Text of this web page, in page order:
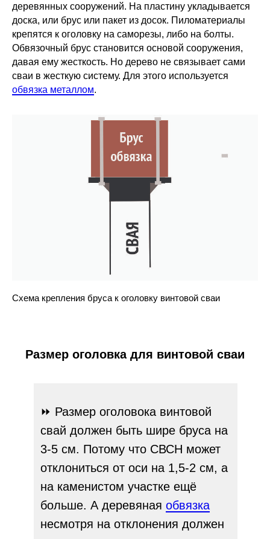
деревянных сооружений. На пластину укладывается
доска, или брус или пакет из досок. Пиломатериалы
крепятся к оголовку на саморезы, либо на болты.
Обвязочный брус становится основой сооружения,
давая ему жесткость. Но дерево не связывает сами
сваи в жесткую систему. Для этого используется
обвязка металлом.
Схема крепления бруса к оголовку винтовой сваи
Размер оголовка для винтовой сваи
⏩ Размер оголовока винтовой
свай должен быть шире бруса на
3-5 см. Потому что СВСН может
отклониться от оси на 1,5-2 см, а
на каменистом участке ещё
больше. А деревяная обвязка
несмотря на отклонения должен